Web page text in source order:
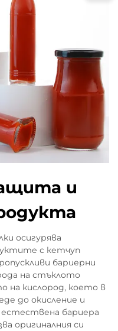
и
осигурява
с кетчуп
бариерни
на стъклото
на кислород, което в
до окисление и
естествена бариера
оригиналния си